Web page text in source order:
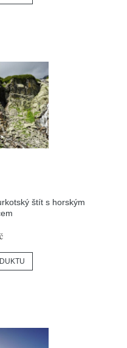
štít s horským